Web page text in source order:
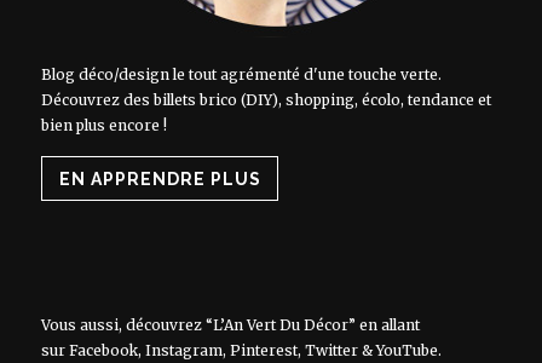
Blog déco/design le tout agrémenté d'une touche verte.
Découvrez des billets brico (DIY), shopping, écolo, tendance et
bien plus encore !
EN APPRENDRE PLUS
Vous aussi, découvrez “L’An Vert Du Décor” en allant
sur Facebook, Instagram, Pinterest, Twitter&YouTube.